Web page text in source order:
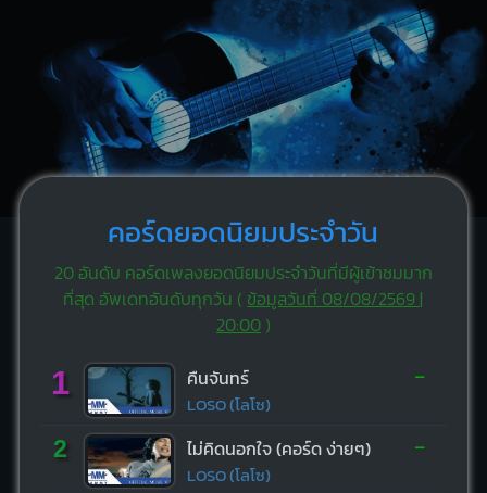
คอร์ดยอดนิยมประจำวัน
20 อันดับ คอร์ดเพลงยอดนิยมประจำวันที่มีผู้เข้าชมมาก
ที่สุด อัพเดทอันดับทุกวัน ( ข้อมูลวันที่ 08/08/2569 |
20:00)
1 คืนจันทร์
LOSO (โลโซ)
-
2 ไม่คิดนอกใจ (คอร์ด ง่ายๆ)
LOSO (โลโซ)
-